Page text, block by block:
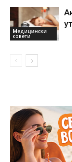
Медицински
совети